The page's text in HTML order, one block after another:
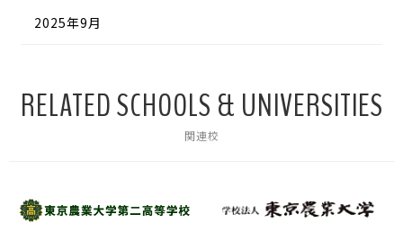
2025年9月
RELATED SCHOOLS & UNIVERSITIES
関連校